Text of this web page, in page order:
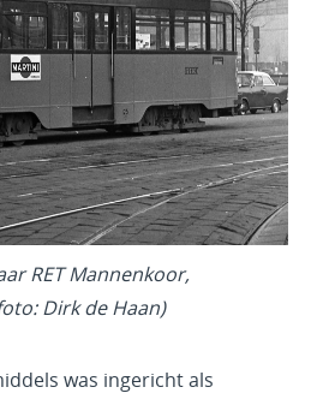
RET Mannenkoor,
Dirk de Haan)
was ingericht als